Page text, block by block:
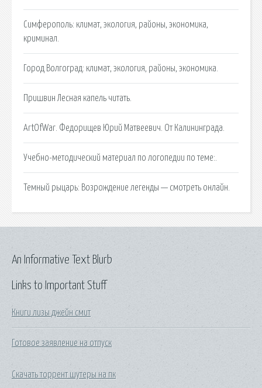
Симферополь: климат, экология, районы, экономика,
криминал.
Город Волгоград: климат, экология, районы, экономика.
Пришвин Лесная капель читать.
ArtOfWar. Федорищев Юрий Матвеевич. От Калининграда.
Учебно-методический материал по логопедии по теме:.
Темный рыцарь: Возрождение легенды — смотреть онлайн.
Links to Important Stuff
Книги лизы джейн смит
Готовое заявление на отпуск
Скачать торрент шутеры на пк
An Informative Text Blurb